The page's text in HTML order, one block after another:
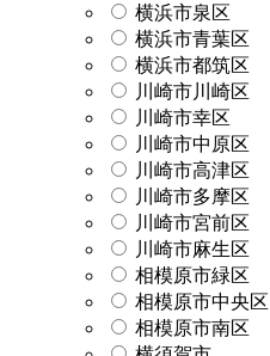
横浜市泉区
横浜市青葉区
横浜市都筑区
川崎市川崎区
川崎市幸区
川崎市中原区
川崎市高津区
川崎市多摩区
川崎市宮前区
川崎市麻生区
相模原市緑区
相模原市中央区
相模原市南区